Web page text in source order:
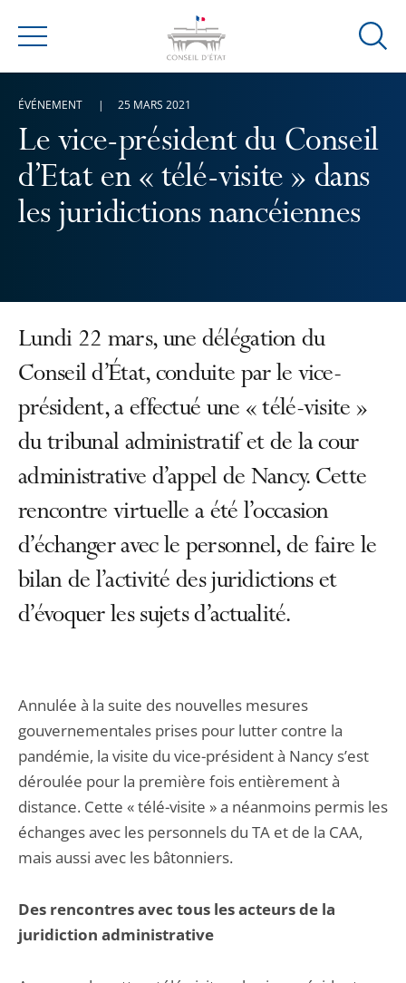
Menu
Ouvrir
Le vice-président du Conseil
d’Etat en « télé-visite » dans
les juridictions nancéiennes
ÉVÉNEMENT 25 MARS 2021
Lundi 22 mars, une délégation du
Conseil d’État, conduite par le vice-
président, a effectué une « télé-visite »
du tribunal administratif et de la cour
administrative d’appel de Nancy. Cette
rencontre virtuelle a été l’occasion
d’échanger avec le personnel, de faire le
bilan de l’activité des juridictions et
d’évoquer les sujets d’actualité.
Annulée à la suite des nouvelles mesures
gouvernementales prises pour lutter contre la
pandémie, la visite du vice-président à Nancy s’est
déroulée pour la première fois entièrement à
distance. Cette « télé-visite » a néanmoins permis les
échanges avec les personnels du TA et de la CAA,
mais aussi avec les bâtonniers.
Des rencontres avec tous les acteurs de la
juridiction administrative